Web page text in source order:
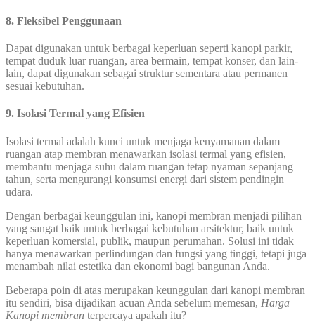
8. Fleksibel Penggunaan
Dapat digunakan untuk berbagai keperluan seperti kanopi parkir,
tempat duduk luar ruangan, area bermain, tempat konser, dan lain-
lain, dapat digunakan sebagai struktur sementara atau permanen
sesuai kebutuhan.
9. Isolasi Termal yang Efisien
Isolasi termal adalah kunci untuk menjaga kenyamanan dalam
ruangan atap membran menawarkan isolasi termal yang efisien,
membantu menjaga suhu dalam ruangan tetap nyaman sepanjang
tahun, serta mengurangi konsumsi energi dari sistem pendingin
udara.
Dengan berbagai keunggulan ini, kanopi membran menjadi pilihan
yang sangat baik untuk berbagai kebutuhan arsitektur, baik untuk
keperluan komersial, publik, maupun perumahan. Solusi ini tidak
hanya menawarkan perlindungan dan fungsi yang tinggi, tetapi juga
menambah nilai estetika dan ekonomi bagi bangunan Anda.
Beberapa poin di atas merupakan keunggulan dari kanopi membran
itu sendiri, bisa dijadikan acuan Anda sebelum memesan, Harga
Kanopi membran terpercaya apakah itu?